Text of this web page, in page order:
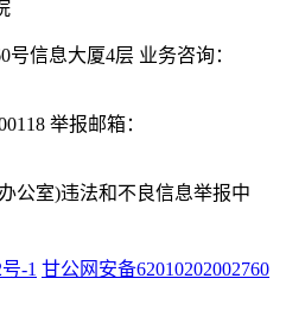
信息大厦4层 业务咨询：
举报邮箱：
公室)违法和不良信息举报中
-1 甘公网安备62010202002760